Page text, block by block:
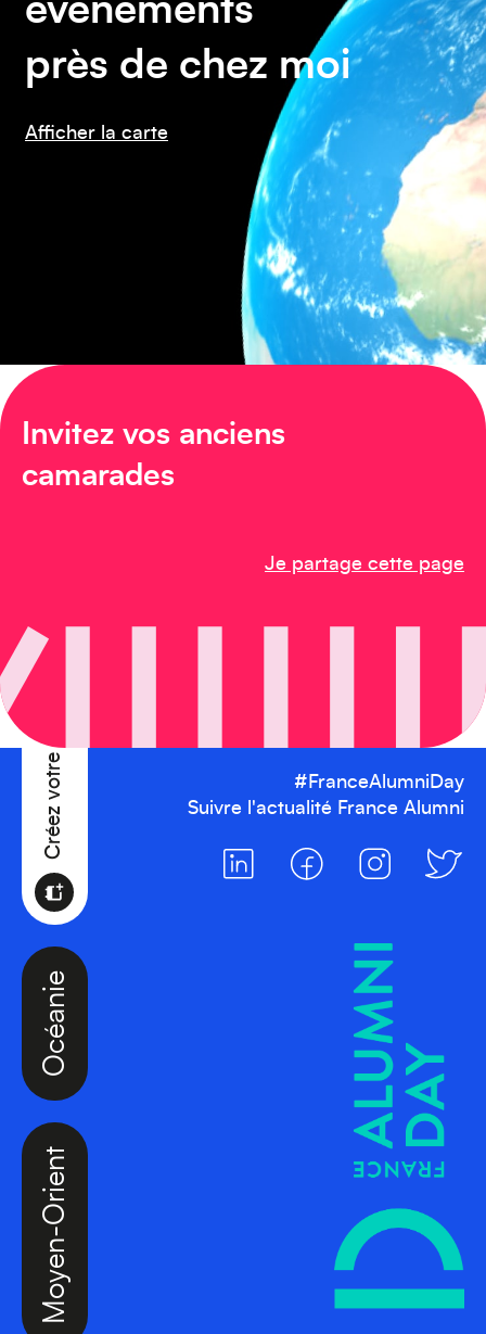
événements
près de chez moi
Afficher la carte
Invitez vos anciens
camarades
Je partage cette page
Moyen-Orient
Océanie
Créez votre événement
Afrique
#FranceAlumniDay
Suivre l'actualité France Alumni